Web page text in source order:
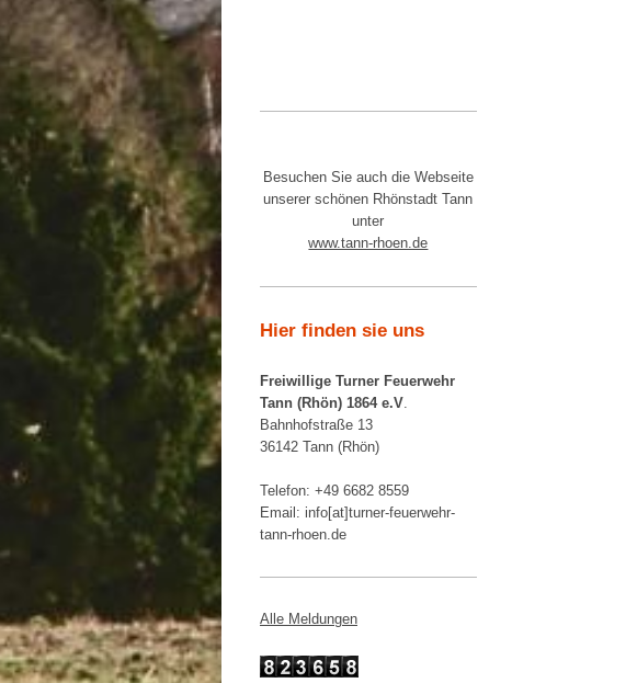
Besuchen Sie auch die Webseite
unserer schönen Rhönstadt Tann
unter
www.tann-rhoen.de
Hier finden sie uns
Freiwillige Turner Feuerwehr
Tann (Rhön) 1864 e.V.
Bahnhofstraße 13
36142 Tann (Rhön)
Telefon: +49 6682 8559
Email: info[at]turner-feuerwehr-
tann-rhoen.de
Alle Meldungen